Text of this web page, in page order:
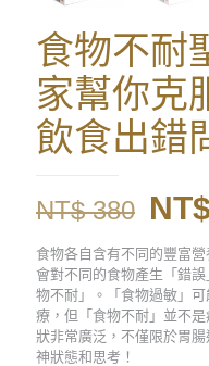
食物不耐
家幫你克
飲食出錯
NT$380 原
始
價
格
食物各自含有不同的豐富
會對不同的食物產生「錯
物不耐」。「食物過敏」
療，但「食物不耐」並不
狀非常廣泛，不僅限於胃
神狀態和思考！